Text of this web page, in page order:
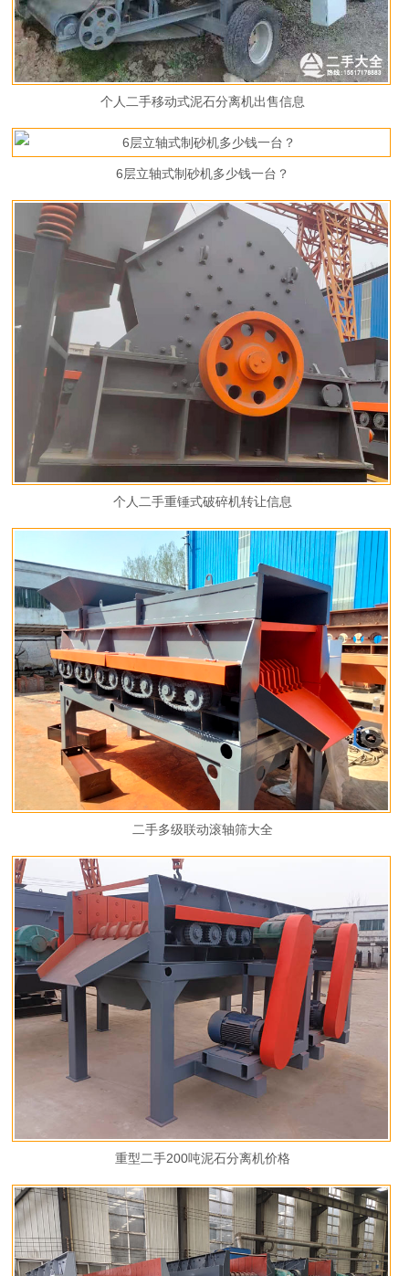
个人二手移动式泥石分离机出售信息
6层立轴式制砂机多少钱一台？
个人二手重锤式破碎机转让信息
二手多级联动滚轴筛大全
重型二手200吨泥石分离机价格